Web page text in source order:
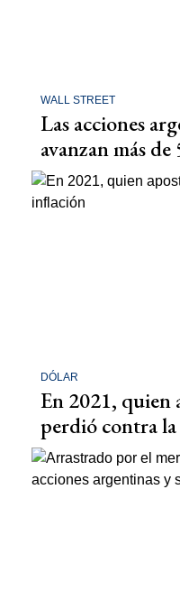
WALL STREET
Las acciones
avanzan más de
DÓLAR
En 2021, quien
perdió contra